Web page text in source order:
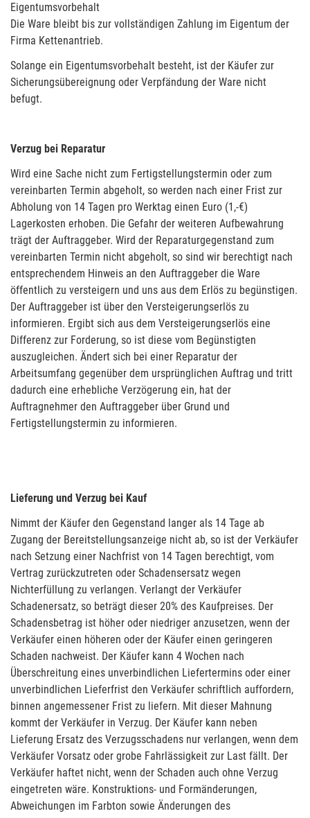
Eigentumsvorbehalt
Die Ware bleibt bis zur vollständigen Zahlung im Eigentum der
Firma Kettenantrieb.
Solange ein Eigentumsvorbehalt besteht, ist der Käufer zur
Sicherungsübereignung oder Verpfändung der Ware nicht
befugt.
Verzug bei Reparatur
Wird eine Sache nicht zum Fertigstellungstermin oder zum
vereinbarten Termin abgeholt, so werden nach einer Frist zur
Abholung von 14 Tagen pro Werktag einen Euro (1,-€)
Lagerkosten erhoben. Die Gefahr der weiteren Aufbewahrung
trägt der Auftraggeber. Wird der Reparaturgegenstand zum
vereinbarten Termin nicht abgeholt, so sind wir berechtigt nach
entsprechendem Hinweis an den Auftraggeber die Ware
öffentlich zu versteigern und uns aus dem Erlös zu begünstigen.
Der Auftraggeber ist über den Versteigerungserlös zu
informieren. Ergibt sich aus dem Versteigerungserlös eine
Differenz zur Forderung, so ist diese vom Begünstigten
auszugleichen. Ändert sich bei einer Reparatur der
Arbeitsumfang gegenüber dem ursprünglichen Auftrag und tritt
dadurch eine erhebliche Verzögerung ein, hat der
Auftragnehmer den Auftraggeber über Grund und
Fertigstellungstermin zu informieren.
Lieferung und Verzug bei Kauf
Nimmt der Käufer den Gegenstand langer als 14 Tage ab
Zugang der Bereitstellungsanzeige nicht ab, so ist der Verkäufer
nach Setzung einer Nachfrist von 14 Tagen berechtigt, vom
Vertrag zurückzutreten oder Schadensersatz wegen
Nichterfüllung zu verlangen. Verlangt der Verkäufer
Schadenersatz, so beträgt dieser 20% des Kaufpreises. Der
Schadensbetrag ist höher oder niedriger anzusetzen, wenn der
Verkäufer einen höheren oder der Käufer einen geringeren
Schaden nachweist. Der Käufer kann 4 Wochen nach
Überschreitung eines unverbindlichen Liefertermins oder einer
unverbindlichen Lieferfrist den Verkäufer schriftlich auffordern,
binnen angemessener Frist zu liefern. Mit dieser Mahnung
kommt der Verkäufer in Verzug. Der Käufer kann neben
Lieferung Ersatz des Verzugsschadens nur verlangen, wenn dem
Verkäufer Vorsatz oder grobe Fahrlässigkeit zur Last fällt. Der
Verkäufer haftet nicht, wenn der Schaden auch ohne Verzug
eingetreten wäre. Konstruktions- und Formänderungen,
Abweichungen im Farbton sowie Änderungen des